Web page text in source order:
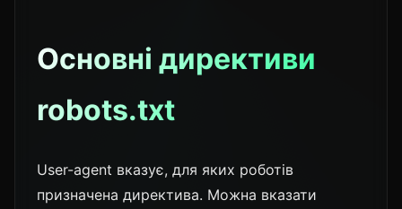
Основні директиви
robots.txt
User-agent вказує, для яких роботів
призначена директива. Можна вказати